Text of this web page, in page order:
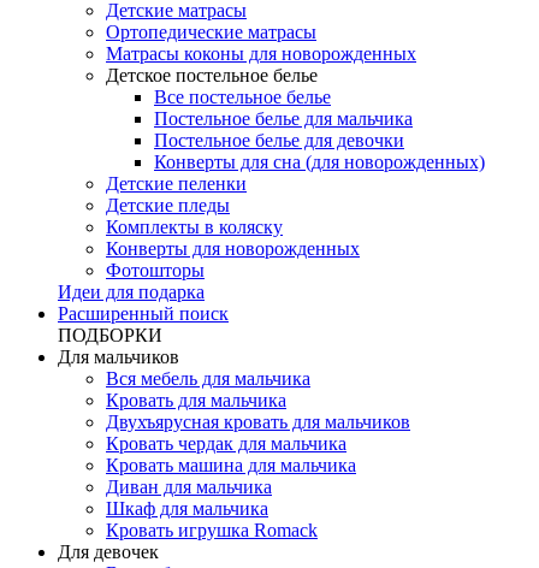
Детские матрасы
Ортопедические матрасы
Матрасы коконы для новорожденных
Детское постельное белье
Все постельное белье
Постельное белье для мальчика
Постельное белье для девочки
Конверты для сна (для новорожденных)
Детские пеленки
Детские пледы
Комплекты в коляску
Конверты для новорожденных
Фотошторы
Идеи для подарка
Расширенный поиск
ПОДБОРКИ
Для мальчиков
Вся мебель для мальчика
Кровать для мальчика
Двухъярусная кровать для мальчиков
Кровать чердак для мальчика
Кровать машина для мальчика
Диван для мальчика
Шкаф для мальчика
Кровать игрушка Romack
Для девочек